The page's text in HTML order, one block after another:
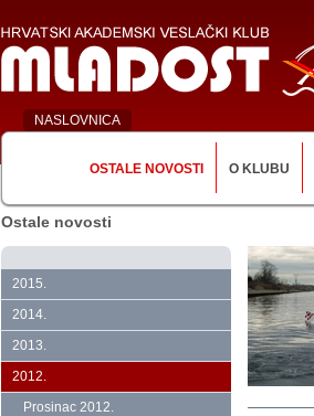
NASLOVNICA
OSTALE NOVOSTI O KLUBU
Ostale novosti
2015.
2014.
2013.
2012.
Prosinac 2012.